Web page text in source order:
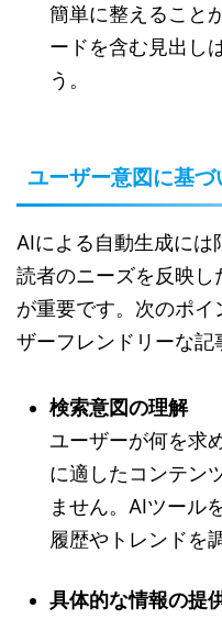
簡単に整えること
ードを含む見出し
う。
ユーザー意図に基
AIによる自動生成に
読者のニーズを反映し
が重要です。次のポ
ザーフレンドリーな記
検索意図の理解
ユーザーが何を求
に適したコンテン
ません。AIツール
履歴やトレンドを
具体的な情報の提